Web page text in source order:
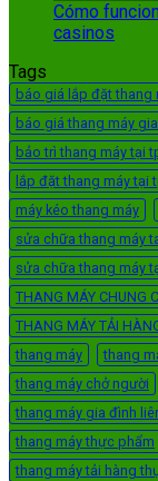
Cómo
casinos
Tags
báo giá lắp đặt thang
báo giá thang máy
bảo trì thang máy tại
lắp đặt thang máy tại
máy kéo thang máy
sửa chữa thang máy
sửa chữa thang máy
THANG MÁY CHUNG
THANG MÁY TẢI
thang máy
thang
thang máy chở người
thang máy gia đình
thang máy thực phẩm
thang máy tải hàng